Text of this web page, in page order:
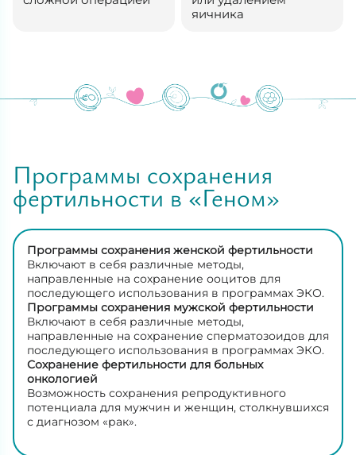
яичника
Программы сохранения
фертильности в «Геном»
Программы сохранения женской фертильности
Включают в себя различные методы,
направленные на сохранение ооцитов для
последующего использования в программах ЭКО.
Программы сохранения мужской фертильности
Включают в себя различные методы,
направленные на сохранение сперматозоидов для
последующего использования в программах ЭКО.
Сохранение фертильности для больных
онкологией
Возможность сохранения репродуктивного
потенциала для мужчин и женщин, столкнувшихся
с диагнозом «рак».